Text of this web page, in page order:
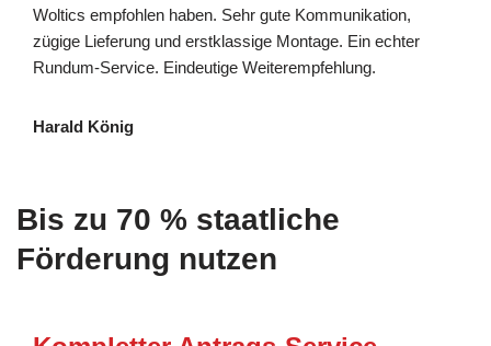
Woltics empfohlen haben. Sehr gute Kommunikation,
zügige Lieferung und erstklassige Montage. Ein echter
Rundum-Service. Eindeutige Weiterempfehlung.
Harald König
Bis zu 70 % staatliche
Förderung nutzen